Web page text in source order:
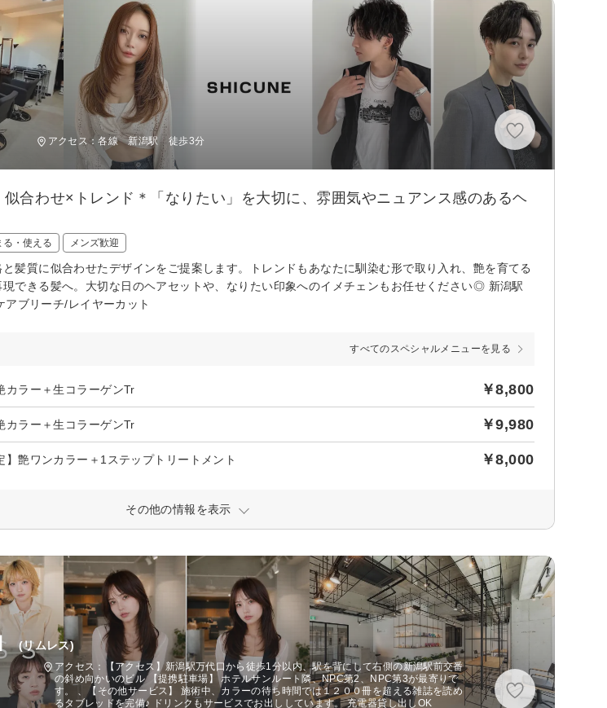
アクセス：各線 新潟駅 徒歩3分
似合わせ×トレンド＊「なりたい」を大切に、雰囲気やニュアンス感のあるヘ
る・使える メンズ歓迎
髪質に似合わせたデザインをご提案します。トレンドもあなたに馴染む形で取り入れ、艶を育てる
できる髪へ。大切な日のヘアセットや、なりたい印象へのイメチェンもお任せください◎ 新潟駅
ブリーチ/レイヤーカット
すべてのスペシャルメニューを見る
カラー＋生コラーゲンTr ￥8,800
カラー＋生コラーゲンTr ￥9,980
】艶ワンカラー＋1ステップトリートメント ￥8,000
その他の情報を表示
(リムレス)
アクセス：【アクセス】新潟駅万代口から徒歩1分以内、駅を背にして右側の新潟駅前交番
の斜め向かいのビル 【提携駐車場】 ホテルサンルート隣、NPC第2、NPC第3が最寄りで
す。 、【その他サービス】 施術中、カラーの待ち時間では１２００冊を超える雑誌を読め
るタブレッドを完備♪ ドリンクもサービスでお出ししています。 充電器貸し出しOK